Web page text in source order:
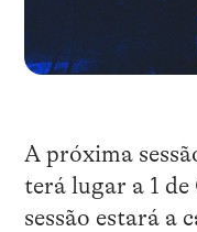
A próxima
terá lugar a 1
sessão estará a